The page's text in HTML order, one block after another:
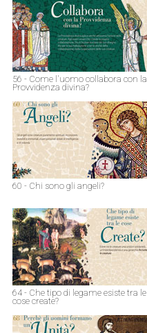
56 - Come l'uomo collabora con la
Provvidenza divina?
60 - Chi sono gli angeli?
64 - Che tipo di legame esiste tra le
cose create?